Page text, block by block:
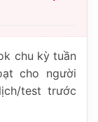
chu kỳ tuần
cho người
test trước